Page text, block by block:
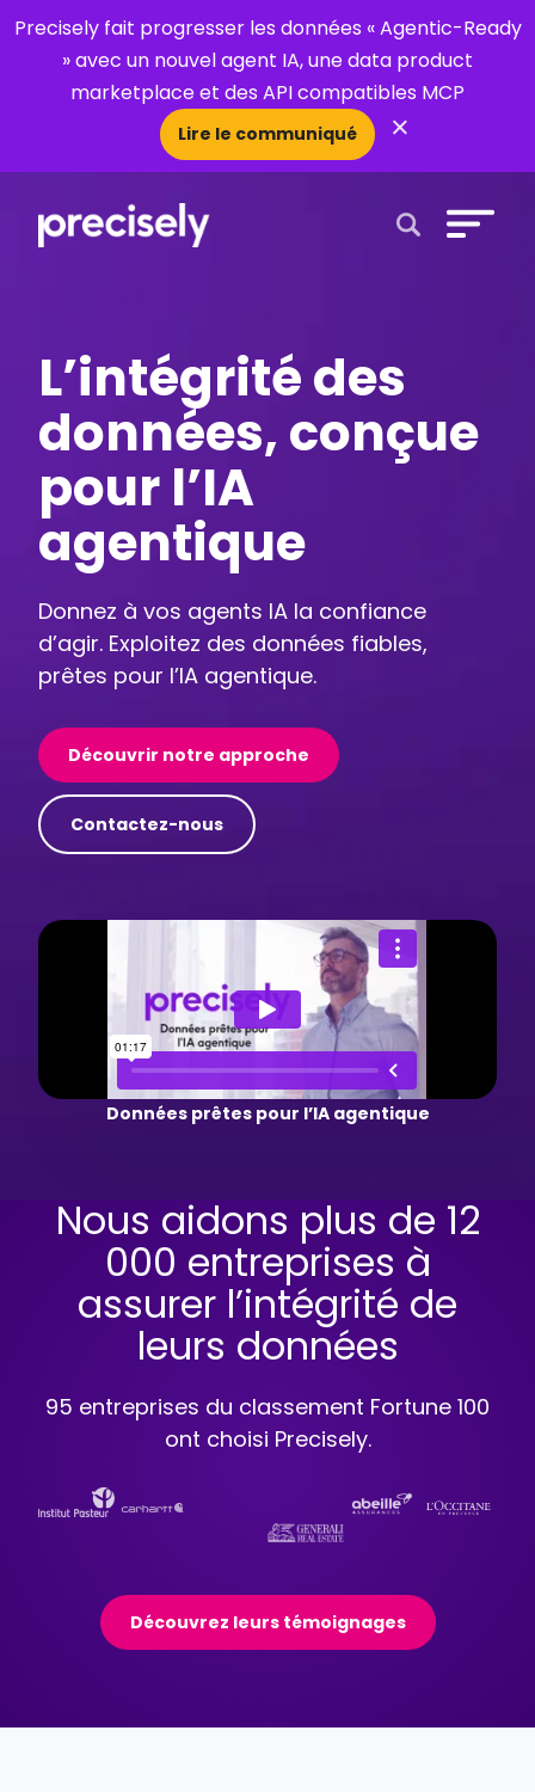
Precisely fait progresser les données « Agentic-Ready
» avec un nouvel agent IA, une data product
marketplace et des API compatibles MCP
Lire le communiqué ×
L’intégrité des
données, conçue
pour l’IA
agentique
Donnez à vos agents IA la confiance
d’agir. Exploitez des données fiables,
prêtes pour l’IA agentique.
Découvrir notre approche
Contactez-nous
Données prêtes pour l’IA agentique
Nous aidons plus de 12
000 entreprises à
assurer l’intégrité de
leurs données
95 entreprises du classement Fortune 100
ont choisi Precisely.
Découvrez leurs témoignages